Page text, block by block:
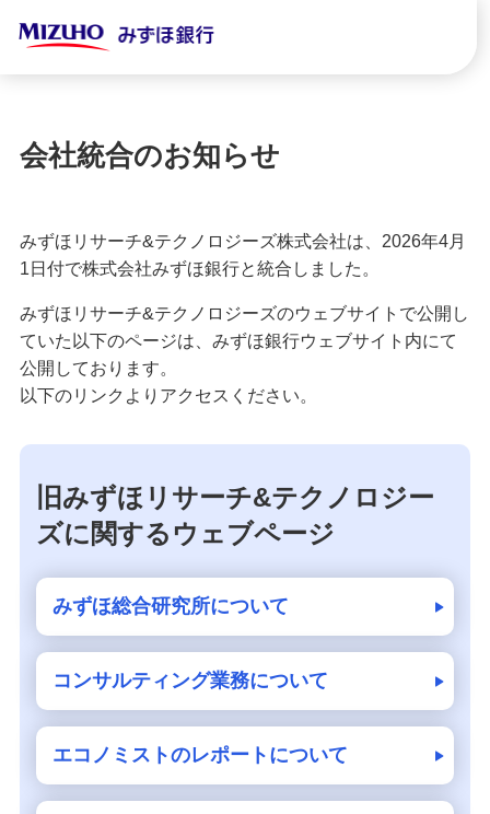
会社統合のお知らせ
みずほリサーチ&テクノロジーズ株式会社は、2026年4月
1日付で株式会社みずほ銀行と統合しました。
みずほリサーチ&テクノロジーズのウェブサイトで公開し
ていた以下のページは、みずほ銀行ウェブサイト内にて
公開しております。
以下のリンクよりアクセスください。
旧みずほリサーチ&テクノロジー
ズに関するウェブページ
みずほ総合研究所について
コンサルティング業務について
エコノミストのレポートについて